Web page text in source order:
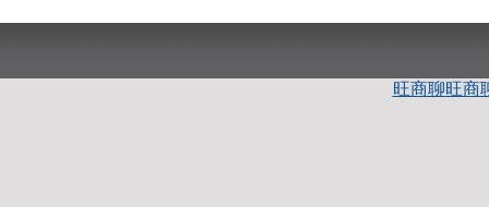
旺商聊旺商